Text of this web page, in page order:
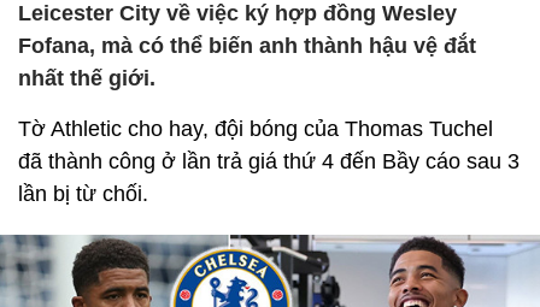
Leicester City về việc ký hợp đồng Wesley
Fofana, mà có thể biến anh thành hậu vệ đắt
nhất thế giới.
Tờ Athletic cho hay, đội bóng của Thomas Tuchel
đã thành công ở lần trả giá thứ 4 đến Bầy cáo sau 3
lần bị từ chối.